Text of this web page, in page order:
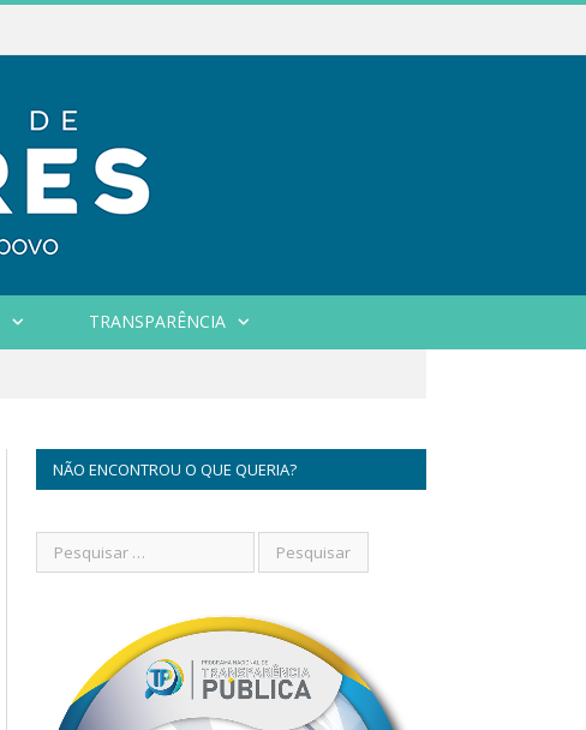
TRANSPARÊNCIA
NÃO ENCONTROU O QUE QUERIA?